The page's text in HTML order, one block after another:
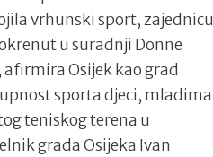
vrhunski sport, zajednicu
u suradnji Donne
afirmira Osijek kao grad
sporta djeci, mladima
teniskog terena u
grada Osijeka Ivan